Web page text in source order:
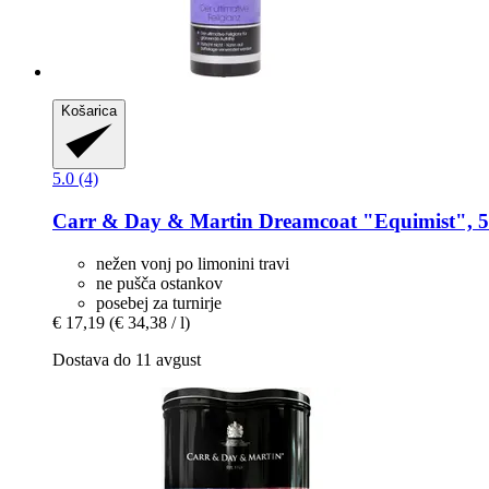
Košarica
5.0 (4)
Carr & Day & Martin Dreamcoat "Equimist",
nežen vonj po limonini travi
ne pušča ostankov
posebej za turnirje
€ 17,19 (€ 34,38 / l)
Dostava do 11 avgust